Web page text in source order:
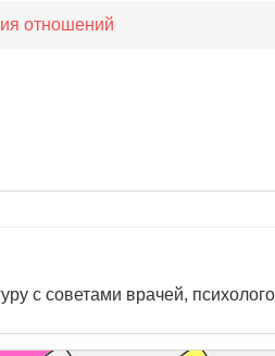
отношений
с советами врачей,